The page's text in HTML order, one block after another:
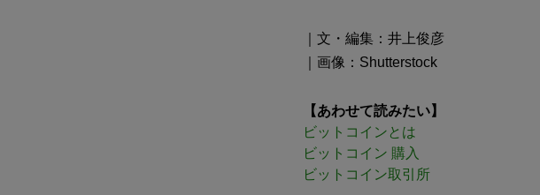
｜文・編集：井上俊彦
｜画像：Shutterstock
【あわせて読みたい】
ビットコインとは
ビットコイン 購入
ビットコイン取引所